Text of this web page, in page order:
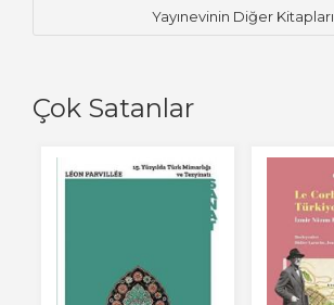
Yayınevinin Diğer Kitapları
Çok Satanlar